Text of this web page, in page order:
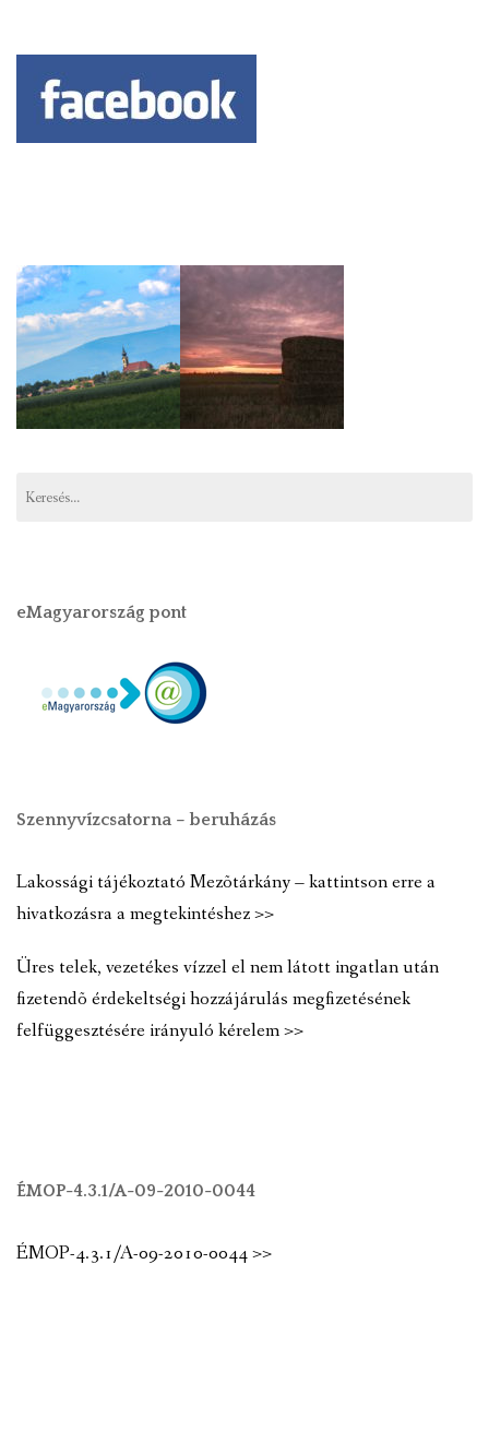
eMagyarország pont
Szennyvízcsatorna – beruházás
Lakossági tájékoztató Mezõtárkány – kattintson erre a
hivatkozásra a megtekintéshez >>
Üres telek, vezetékes vízzel el nem látott ingatlan után
fizetendõ érdekeltségi hozzájárulás megfizetésének
felfüggesztésére irányuló kérelem >>
ÉMOP-4.3.1/A-09-2010-0044
ÉMOP-4.3.1/A-09-2010-0044 >>